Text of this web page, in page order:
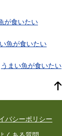
が食いたい
魚が食いたい
うまい魚が食いたい
バシーポリシー